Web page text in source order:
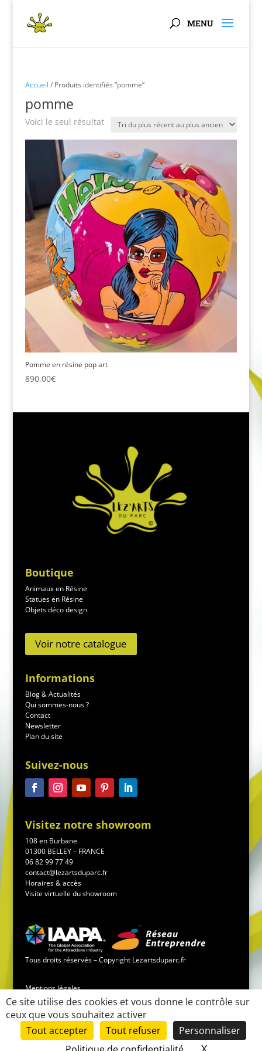
Accueil / Produits identifiés “pomme”
pomme
Voici le seul résultat
Pomme en résine pop art
890,00€
Boutique
Animaux en Résine
Statues en Résine
Objets déco design
Voir notre catalogue
Informations
Blog & Actualités
Qui sommes-nous ?
Contact
Newsletter
Plan du site
Suivez-nous
Visitez notre showroom
108 en Burbane
01300 BELLEY – FRANCE
06 82 99 77 49
contact@lezartsduparc.fr
Horaires & accès
Visite virtuelle du showroom
Tous droits réservés – Copyright Lezartsduparc.fr
Mentions légales
Conditions générales de vente
Mise en place du site : LK-communication.fr
Ce site utilise des cookies et vous donne le contrôle sur
ceux que vous souhaitez activer
Tout accepter
Tout refuser
Personnaliser